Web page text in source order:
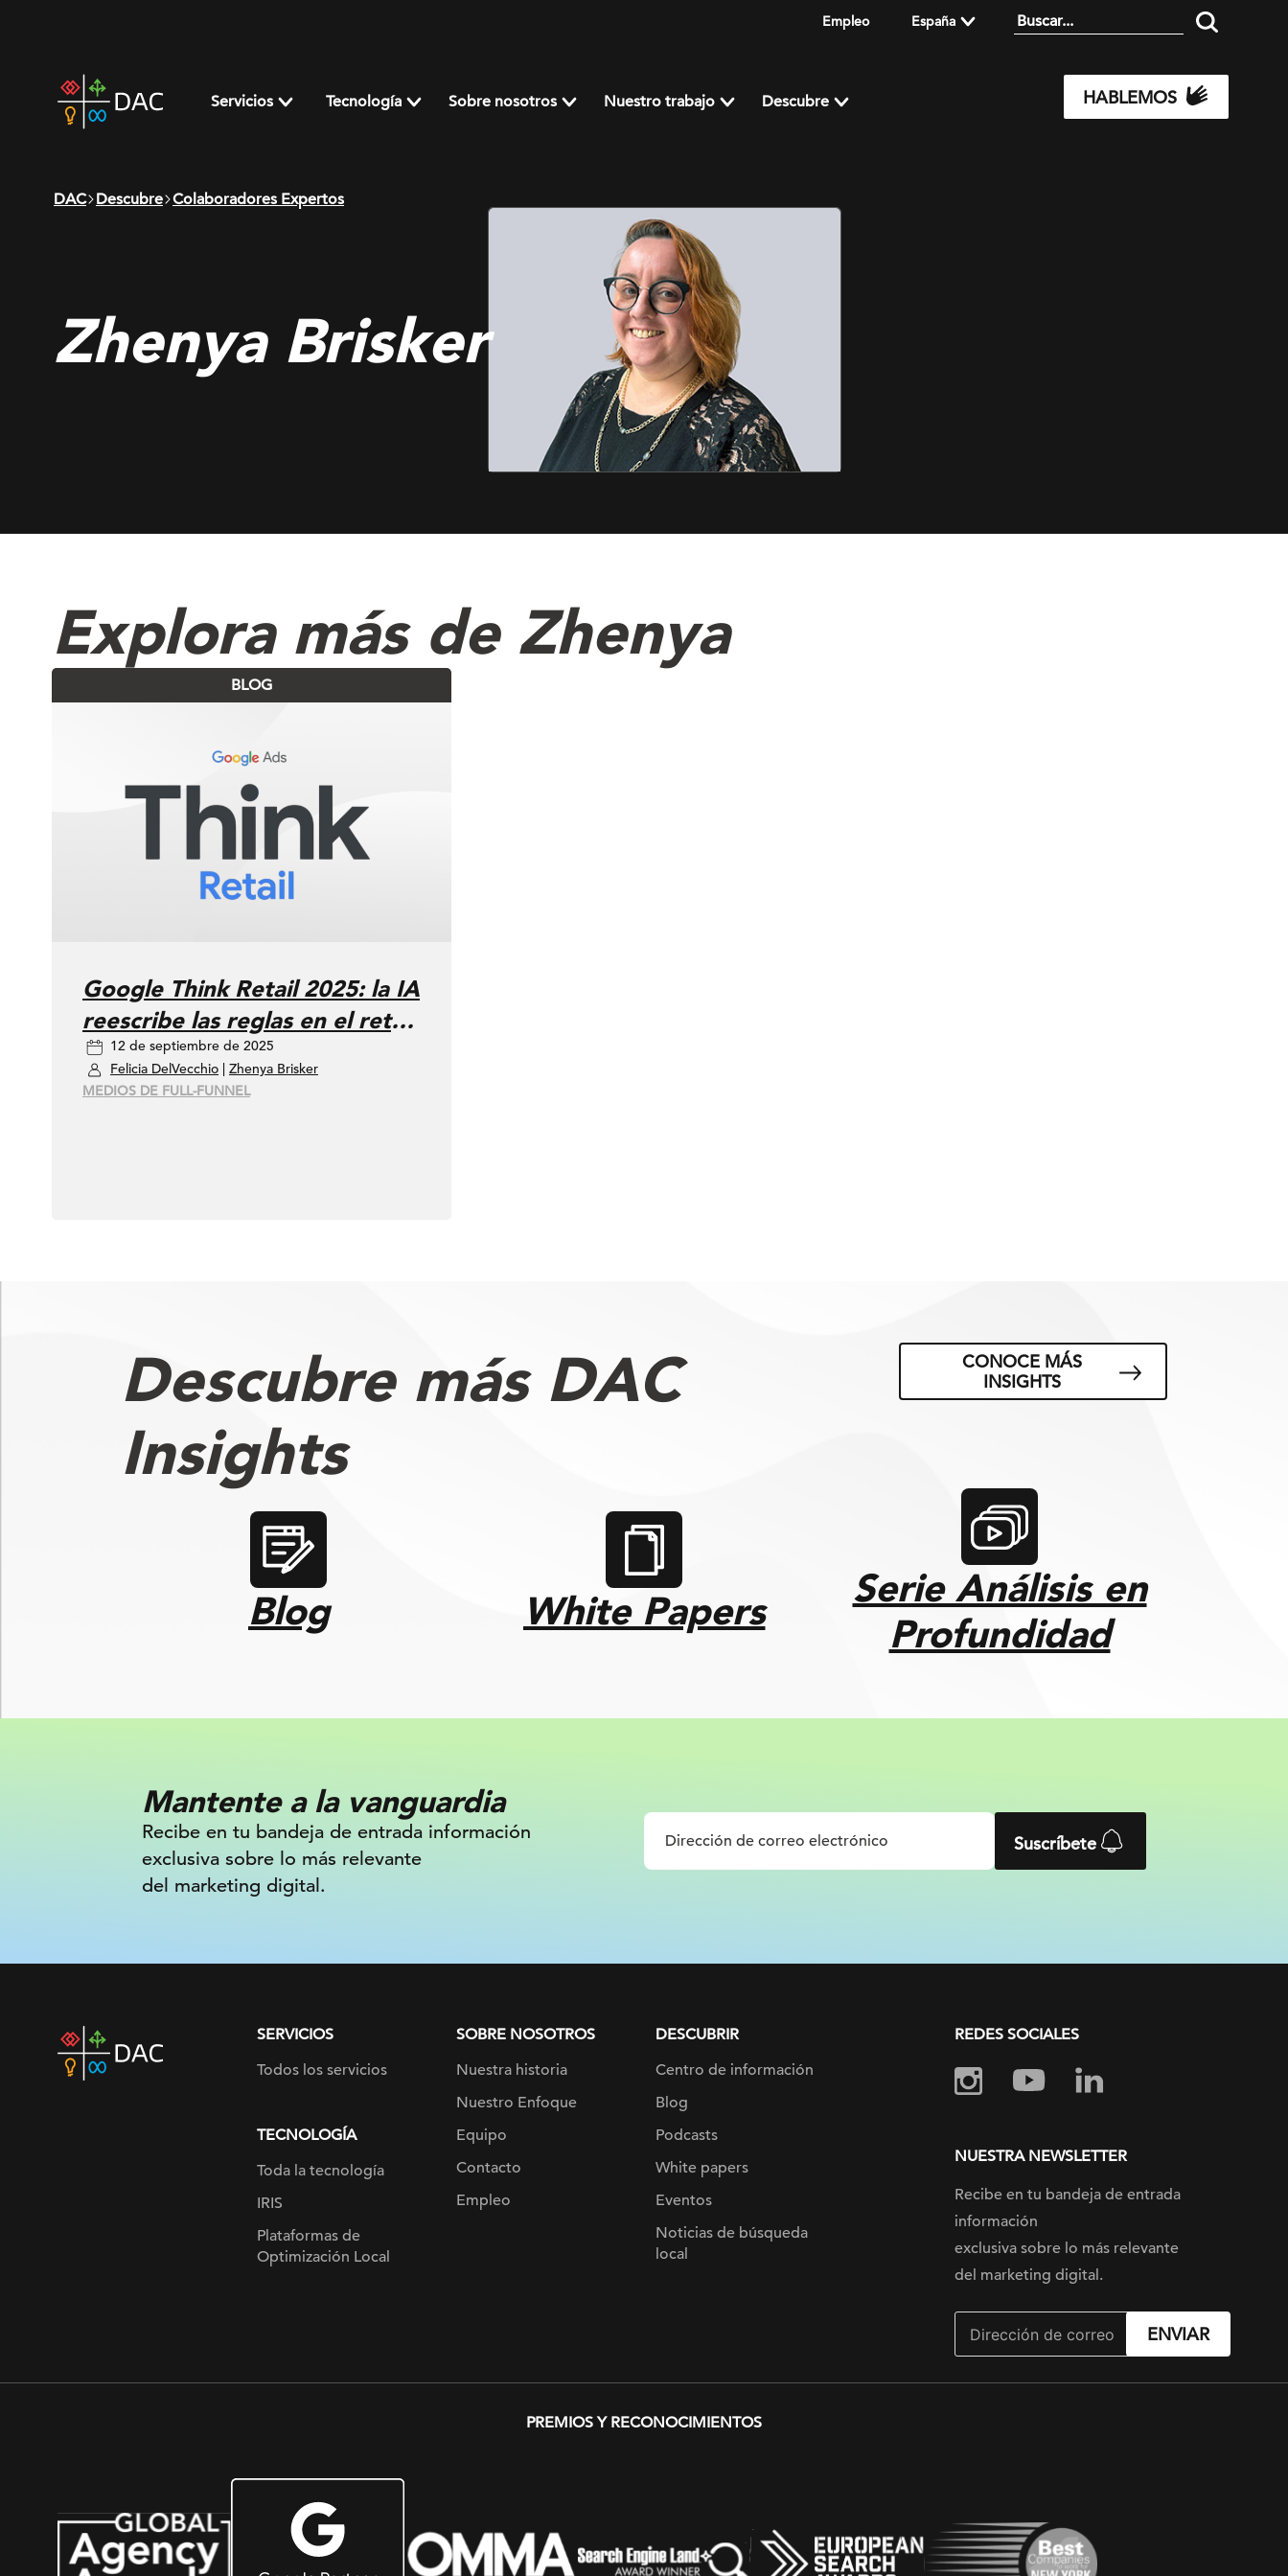
Empleo España
home
page
Servicios Tecnología Sobre nosotros Nuestro trabajo Descubre HABLEMOS
DAC Descubre Colaboradores Expertos
Zhenya Brisker
Explora más de Zhenya
BLOG
Google Think Retail 2025: la IA
reescribe las reglas en el retail
para la temporada de compras
navideñas
12 de septiembre de 2025
Felicia DelVecchio
Zhenya Brisker
MEDIOS DE FULL-FUNNEL
Descubre más DAC
Insights
CONOCE MÁS
INSIGHTS
Blog White Papers
Serie Análisis en
Profundidad
Mantente a la vanguardia
Recibe en tu bandeja de entrada información
exclusiva sobre lo más relevante
del marketing digital.
Suscríbete
DAC
home
SERVICIOS
Todos los servicios
TECNOLOGÍA
Toda la tecnología
IRIS
Plataformas de
Optimización Local
SOBRE NOSOTROS
Nuestra historia
Nuestro Enfoque
Equipo
Contacto
Empleo
DESCUBRIR
Centro de información
Blog
Podcasts
White papers
Eventos
Noticias de búsqueda
local
REDES SOCIALES
NUESTRA NEWSLETTER
Recibe en tu bandeja de entrada
información
exclusiva sobre lo más relevante
del marketing digital.
ENVIAR
PREMIOS Y RECONOCIMIENTOS